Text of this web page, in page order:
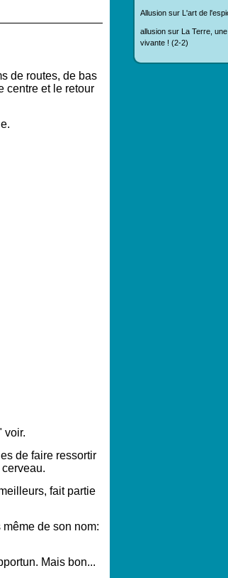
Allusion sur L'art de
allusion sur
La Terre,
vivante ! (2-2)
de routes, de bas
centre et le retour
voir.
de faire ressortir
fait partie
de son nom:
Mais bon...